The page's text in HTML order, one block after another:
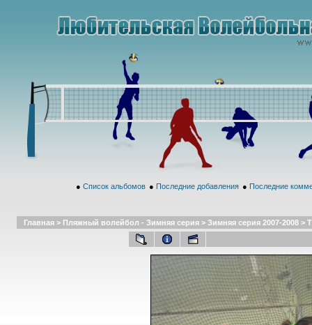
● Список альбомов ● Последние добавления ● Последние
Главная > Пляжный волейбол - Зимняя серия > Зимняя серия 2007-2008 >